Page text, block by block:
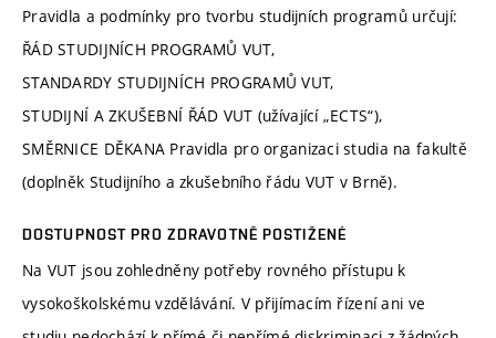
Pravidla a podmínky pro tvorbu studijních programů určují:
ŘÁD STUDIJNÍCH PROGRAMŮ VUT,
STANDARDY STUDIJNÍCH PROGRAMŮ VUT,
STUDIJNÍ A ZKUŠEBNÍ ŘÁD VUT (užívající „ECTS“),
SMĚRNICE DĚKANA Pravidla pro organizaci studia na fakultě
(doplněk Studijního a zkušebního řádu VUT v Brně).
DOSTUPNOST PRO ZDRAVOTNĚ POSTIŽENÉ
Na VUT jsou zohledněny potřeby rovného přístupu k
vysokoškolskému vzdělávání. V přijímacím řízení ani ve